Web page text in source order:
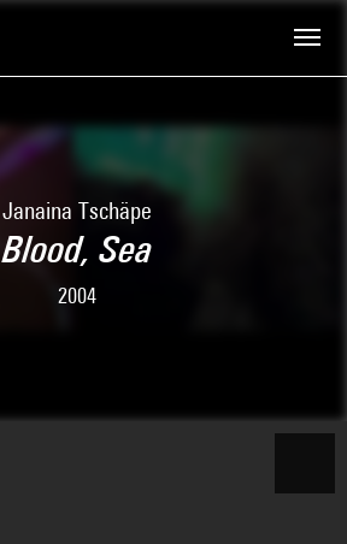
Janaina Tschäpe
Blood, Sea
2004